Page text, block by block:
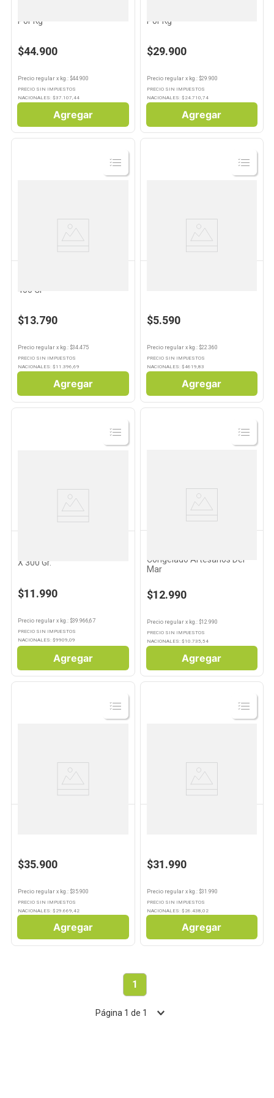
Por Kg
$44.900
Precio regular x kg. : $44.900
PRECIO SIN IMPUESTOS
NACIONALES: $37.107,44
Agregar
Por Kg
$29.900
Precio regularx kg. : $29.900
PRECIO SIN IMPUESTOS
NACIONALES: $ 24.710,74
Agregar
Ver
Producto
400 Gr
$13.790
Precio regular x kg.: $34.475
PRECIO SIN IMPUESTOS
NACIONALES: $ 11.396,69
Agregar
Ver
Producto
$5.590
Precio regularx kg.: $22.360
PRECIO SIN IMPUESTOS
NACIONALES: $4619,83
Agregar
Ver
Producto
X 300 Gr.
$11.990
Precio regular x kg.: $39.966,67
PRECIO SIN IMPUESTOS
NACIONALES: $9909,09
Agregar
Ver
Producto
Congelado Artesanos Del
Mar
$12.990
Precio regularx kg. : $12.990
PRECIO SIN IMPUESTOS
NACIONALES: $ 10.735,54
Agregar
Ver
Producto
$35.900
Precio regular x kg. : $35.900
PRECIO SIN IMPUESTOS
NACIONALES: $ 29.669,42
Agregar
Ver
Producto
$31.990
Precio regularx kg. : $31.990
PRECIO SIN IMPUESTOS
NACIONALES: $ 26.438,02
Agregar
1
Página 1 de 1